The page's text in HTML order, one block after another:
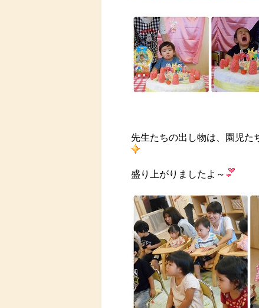
先生たちの出し物は、園児た
盛り上がりましたよ～